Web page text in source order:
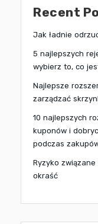
Recent
Jak ładnie
5 najlepszych
wybierz to, co
Najlepsze
zarządzać
10 najlepszych
kuponów i
podczas
Ryzyko
okraść